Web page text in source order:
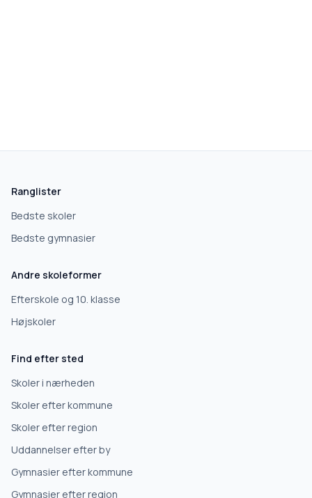
Hvad leder du efter?
Grundskole
10. klasse
Erhvervsuddannelse
Videregående uddannelse
Ranglister
Bedste skoler
Bedste gymnasier
Andre skoleformer
Efterskole og 10. klasse
Højskoler
Find efter sted
Skoler i nærheden
Skoler efter kommune
Skoler efter region
Uddannelser efter by
Gymnasier efter kommune
Gymnasier efter region